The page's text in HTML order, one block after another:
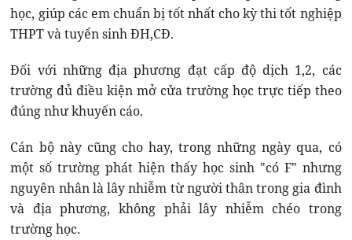
học, giúp các em chuẩn bị tốt nhất cho kỳ thi tốt nghiệp
THPT và tuyển sinh ĐH,CĐ.
Đối với những địa phương đạt cấp độ dịch 1,2, các
trường đủ điều kiện mở cửa trường học trực tiếp theo
đúng như khuyến cáo.
Cán bộ này cũng cho hay, trong những ngày qua, có
một số trường phát hiện thấy học sinh "có F" nhưng
nguyên nhân là lây nhiễm từ người thân trong gia đình
và địa phương, không phải lây nhiễm chéo trong
trường học.